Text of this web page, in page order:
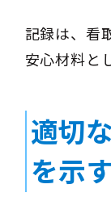
記録は、看
安心材料と
適切
を示